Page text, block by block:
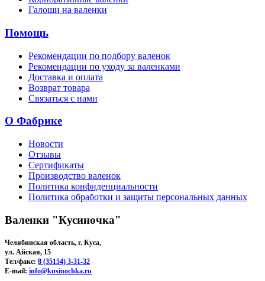
Галоши на валенки
Помощь
Рекомендации по подбору валенок
Рекомендации по уходу за валенками
Доставка и оплата
Возврат товара
Связаться с нами
О Фабрике
Новости
Отзывы
Сертификаты
Производство валенок
Политика конфиденциальности
Политика обработки и защиты персональных данных
Валенки "Кусиночка"
Челябинская область, г. Куса,
ул. Айская, 15
Тел/факс: 8 (35154) 3-31-32
E-mail: info@kusinochka.ru